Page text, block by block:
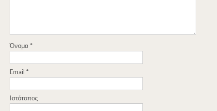
Όνομα *
Email *
Ιστότοπος